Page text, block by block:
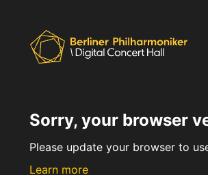
Sorry, your browser
Please update your browser to
Learn more